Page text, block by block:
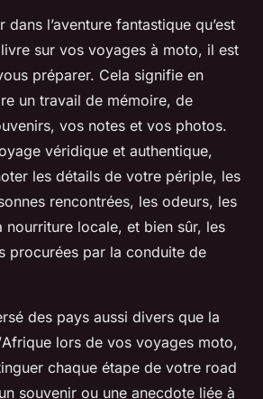
dans l’aventure fantastique qu’est
sur vos voyages à moto, il est
préparer. Cela signifie en
un travail de mémoire, de
vos notes et vos photos.
véridique et authentique,
les détails de votre périple, les
rencontrées, les odeurs, les
nourriture locale, et bien sûr, les
procurées par la conduite de
des pays aussi divers que la
Afrique lors de vos voyages moto,
chaque étape de votre road
souvenir ou une anecdote liée à